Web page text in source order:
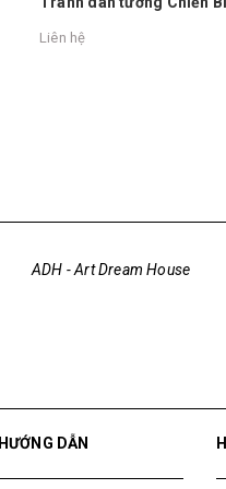
Liên hệ
ADH - Art Dream House
HƯỚNG DẪN